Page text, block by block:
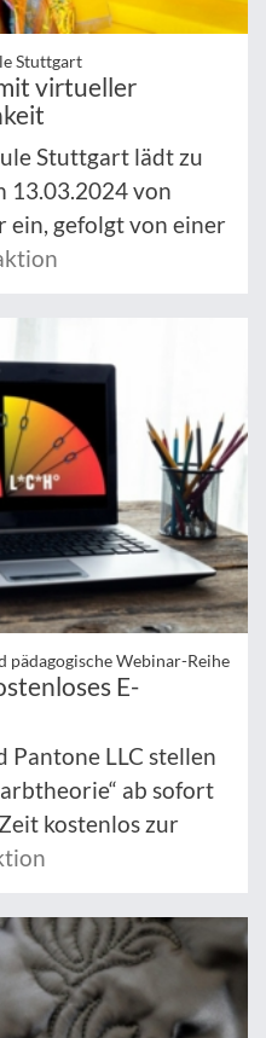
Stuttgart
virtueller
Stuttgart lädt zu
13.03.2024 von
ein, gefolgt von einer
pädagogische Webinar-Reihe
E-
LLC stellen
ab sofort
kostenlos zur